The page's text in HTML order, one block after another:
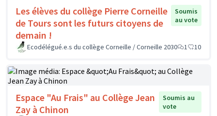
Les élèves du collège Pierre Corneille
de Tours sont les futurs citoyens de
demain !
Soumis
au vote
Ecodélégué.e.s du collège Corneille / Corneille 2030 1 10
Espace "Au Frais" au Collège Jean
Zay à Chinon
Soumis au
vote